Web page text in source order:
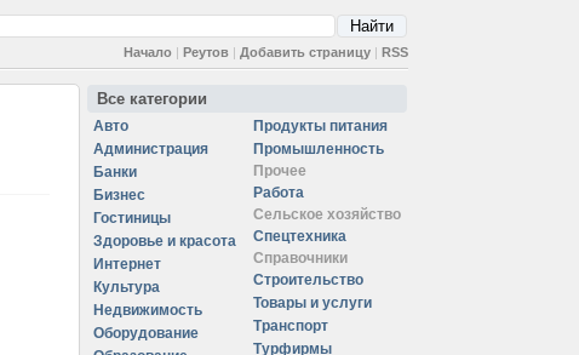
Начало | Реутов | Добавить страницу | RSS
Все категории
Авто
Администрация
Банки
Бизнес
Гостиницы
Здоровье и красота
Интернет
Культура
Недвижимость
Оборудование
Продукты питания
Промышленность
Прочее
Работа
Сельское хозяйство
Спецтехника
Справочники
Строительство
Товары и услуги
Транспорт
Турфирмы